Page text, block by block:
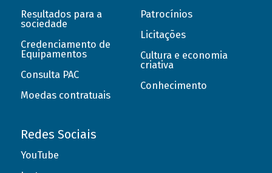
Resultados para a
sociedade
Credenciamento de
Equipamentos
Consulta PAC
Moedas contratuais
Patrocínios
Licitações
Cultura e economia
criativa
Conhecimento
Redes Sociais
YouTube